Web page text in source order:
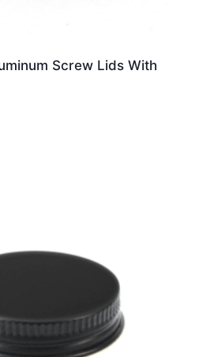
Screw Lids With